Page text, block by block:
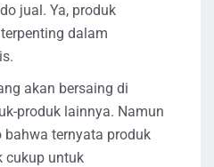
jual. Ya, produk
dalam
akan bersaing di
produk lainnya. Namun
ternyata produk
cukup untuk